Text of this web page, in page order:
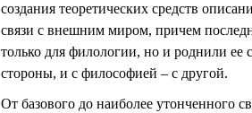
создания теоретических средств
связи с внешним миром, причем
только для филологии, но и роднили ее
стороны, и с философией – с другой.
От базового до наиболее утонченного